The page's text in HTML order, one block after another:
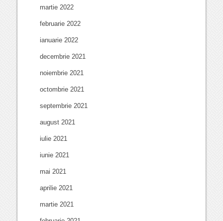
martie 2022
februarie 2022
ianuarie 2022
decembrie 2021
noiembrie 2021
octombrie 2021
septembrie 2021
august 2021
iulie 2021
iunie 2021
mai 2021
aprilie 2021
martie 2021